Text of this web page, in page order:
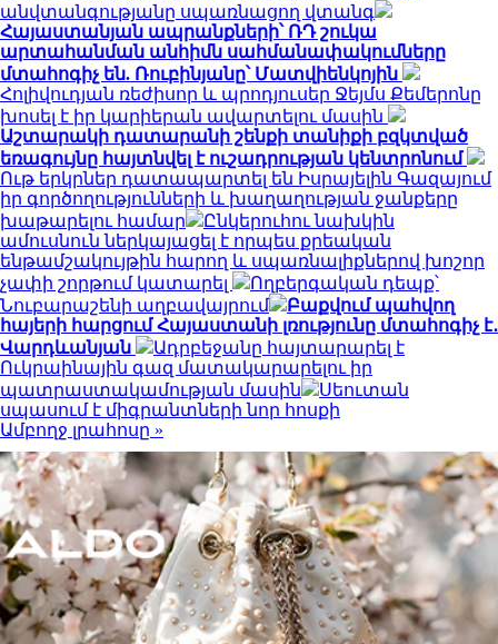
անվտանգությանը սպառնացող վտանգ
Հայաստանյան ապրանքների՝ ՌԴ շուկա
արտահանման անհիմն սահմանափակումները
մտահոգիչ են. Ռուբինյանը՝ Մատվիենկոյին
Հոլիվուդյան ռեժիսոր և պրոդյուսեր Ջեյմս Քեմերոնը
խոսել է իր կարիերան ավարտելու մասին
Աշտարակի դատարանի շենքի տանիքի բզկտված
եռագույնը հայտնվել է ուշադրության կենտրոնում
Ութ երկրներ դատապարտել են Իսրայելին Գազայում
իր գործողությունների և խաղաղության ջանքերը
խաթարելու համար
Ընկերուհու նախկին
ամուսնուն ներկայացել է որպես քրեական
ենթամշակույթին հարող և սպառնալիքներով խոշոր
չափի շորթում կատարել
Ողբերգական դեպք՝
Նուբարաշենի աղբավայրում
Բաքվում պահվող
հայերի հարցում Հայաստանի լռությունը մտահոգիչ է․
Վարդևանյան
Ադրբեջանը հայտարարել է
Ուկրաինային գազ մատակարարելու իր
պատրաստակամության մասին
Սեուտան
սպասում է միգրանտների նոր հոսքի
Ամբողջ լրահոսը »